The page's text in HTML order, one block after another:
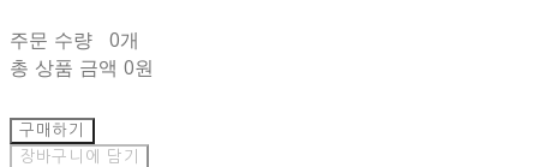
주문 수량
0개
총 상품 금액 0원
구매하기
장바구니에 담기